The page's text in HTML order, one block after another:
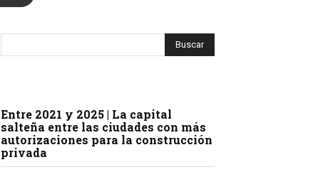
Entre 2021 y 2025 | La capital
salteña entre las ciudades con más
autorizaciones para la construcción
privada